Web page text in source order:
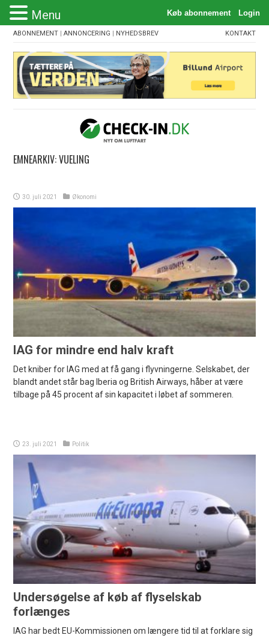
ABONNEMENT |ANNONCERING | NYHEDSBREV KONTAKT
EMNEARKIV:VUELING
30. juli 2021 Økonomi
IAG for mindre end halv kraft
Det kniber for IAG med at få gang i flyvningerne. Selskabet, der
blandt andet står bag Iberia og British Airways, håber at være
tilbage på 45 procent af sin kapacitet i løbet af sommeren.
23. juli 2021 Politik
Undersøgelse af køb af flyselskab
forlænges
IAG har bedt EU-Kommissionen om længere tid til at forklare sig
Menu